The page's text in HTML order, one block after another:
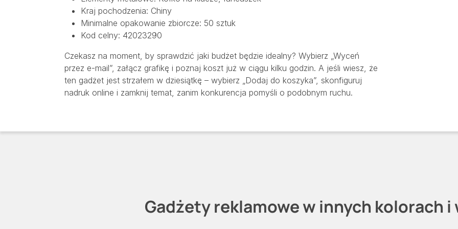
Kraj pochodzenia: Chiny
Minimalne opakowanie zbiorcze: 50 sztuk
Kod celny: 42023290
Czekasz na moment, by sprawdzić jaki budżet będzie idealny? Wybierz „Wyceń
przez e-mail”, załącz grafikę i poznaj koszt już w ciągu kilku godzin. A jeśli wiesz, że
ten gadżet jest strzałem w dziesiątkę – wybierz „Dodaj do koszyka”, skonfiguruj
nadruk online i zamknij temat, zanim konkurencja pomyśli o podobnym ruchu.
Gadżety reklamowe w innych kolorach